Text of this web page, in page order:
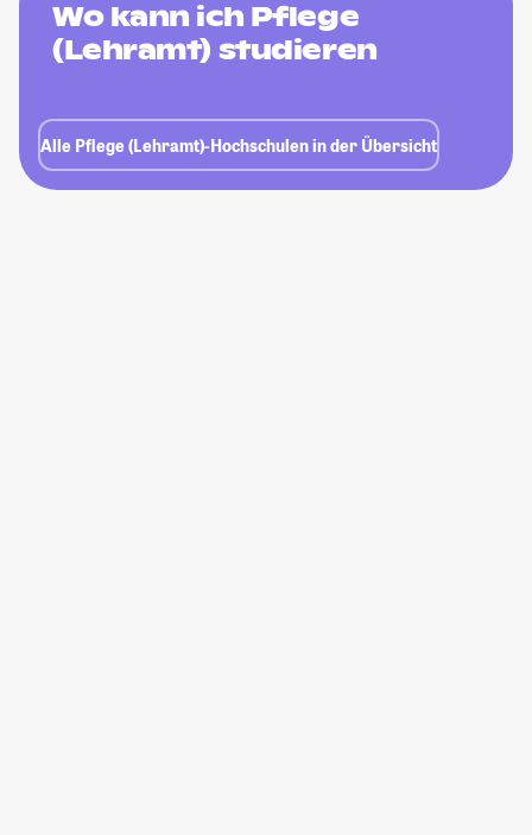
Wo kann ich Pflege
(Lehramt) studieren
Alle Pflege (Lehramt)-Hochschulen in der Übersicht